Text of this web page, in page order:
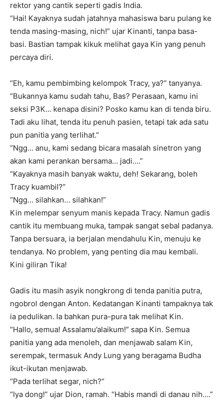
rektor yang cantik seperti gadis India.
“Hai! Kayaknya sudah jatahnya mahasiswa baru pulang ke
tenda masing-masing, nich!” ujar Kinanti, tanpa basa-
basi. Bastian tampak kikuk melihat gaya Kin yang penuh
percaya diri.
“Eh, kamu pembimbing kelompok Tracy, ya?” tanyanya.
“Bukannya kamu sudah tahu, Bas? Perasaan, kamu ini
seksi P3K… kenapa disini? Posko kamu kan di tenda biru.
Tadi aku lihat, tenda itu penuh pasien, tetapi tak ada satu
pun panitia yang terlihat.”
“Ngg… anu, kami sedang bicara masalah sinetron yang
akan kami perankan bersama… jadi….”
“Kayaknya masih banyak waktu, deh! Sekarang, boleh
Tracy kuambil?”
“Ngg… silahkan… silahkan!”
Kin melempar senyum manis kepada Tracy. Namun gadis
cantik itu membuang muka, tampak sangat sebal padanya.
Tanpa bersuara, ia berjalan mendahulu Kin, menuju ke
tendanya. No problem, yang penting dia mau kembali.
Kini giliran Tika!
Gadis itu masih asyik nongkrong di tenda panitia putra,
ngobrol dengan Anton. Kedatangan Kinanti tampaknya tak
ia pedulikan. Ia bahkan pura-pura tak melihat Kin.
“Hallo, semua! Assalamu’alaikum!” sapa Kin. Semua
panitia yang ada menoleh, dan menjawab salam Kin,
serempak, termasuk Andy Lung yang beragama Budha
ikut-ikutan menjawab.
“Pada terlihat segar, nich?”
“Iya dong!” ujar Dion, ramah. “Habis mandi di danau nih….”